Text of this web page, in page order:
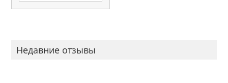
Недавние отзывы